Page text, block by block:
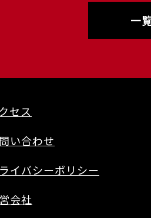
一
セス
い合わせ
イバシーポリシー
会社